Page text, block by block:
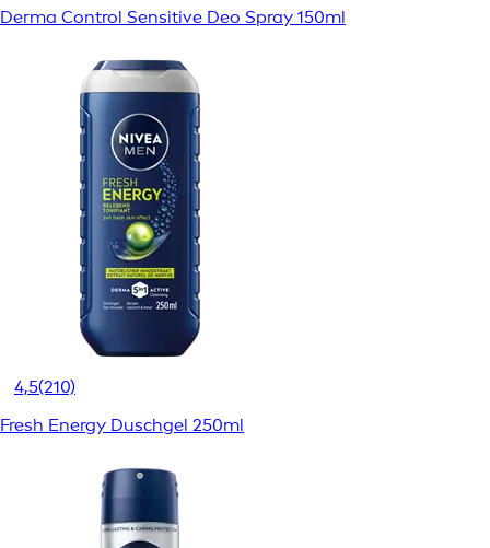
Derma Control Sensitive Deo Spray 150ml
4,5(210)
Fresh Energy Duschgel 250ml